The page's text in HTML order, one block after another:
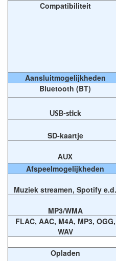
Compatibiliteit
Aansluitmogelijkheden
Bluetooth (BT)
USB-stick
SD-kaartje
AUX
Afspeelmogelijkheden
Muziek streamen, Spotify e.d.
MP3/WMA
FLAC, AAC, M4A, MP3, OGG,
WAV
Opladen